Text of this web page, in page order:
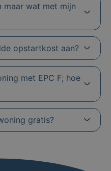
maar wat met mijn
opstartkost aan?
met EPC F; hoe
gratis?